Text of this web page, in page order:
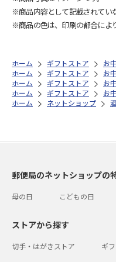
※商品内容として記載されてい
※商品の色は、印刷の都合によ
ホーム ギフトストア お
ホーム
ギフトストア お
ホーム
ギフトストア お
ホーム
ギフトストア お
ホーム
ネットショップ
郵便局のネットショップの
母の日 こどもの日
ストアから探す
切手・はがきストア ギ